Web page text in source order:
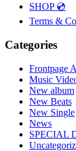
SHOP 💿
Terms &
Categories
Frontpage
Music
New album
New Beats
New Single
News
SPECIAL